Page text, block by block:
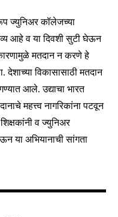
ज्युनिअर कॉलेजच्या
आहे व या दिवशी सुटी घेऊन
मतदान न करणे हे
देशाच्या विकासासाठी मतदान
आले. उद्याचा भारत
महत्त्व नागरिकांना पटवून
व ज्युनिअर
या अभियानाची सांगता